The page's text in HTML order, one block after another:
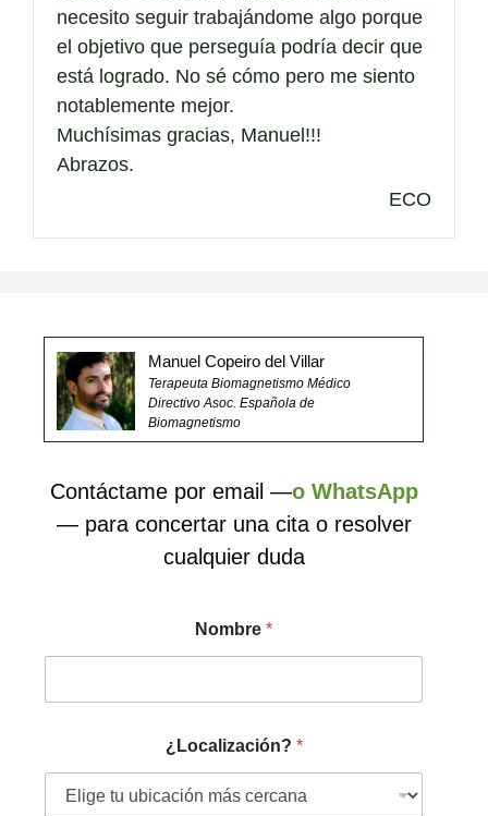
necesito seguir trabajándome algo porque
el objetivo que perseguía podría decir que
está logrado. No sé cómo pero me siento
notablemente mejor.
Muchísimas gracias, Manuel!!!
Abrazos.
ECO
Manuel Copeiro del Villar
Terapeuta Biomagnetismo Médico
Directivo Asoc. Española de
Biomagnetismo
Contáctame por email —o WhatsApp
— para concertar una cita o resolver
cualquier duda
Nombre*
¿Localización? *